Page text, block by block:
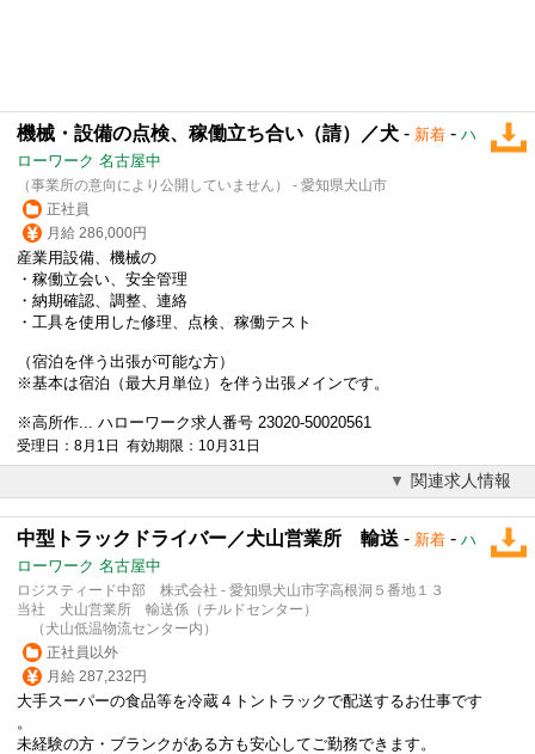
機械・設備の点検、稼働立ち合い（請）／犬 - 新着 - ハ
ローワーク 名古屋中
（事業所の意向により公開していません） - 愛知県犬山市
正社員
月給 286,000円
産業用設備、機械の
・稼働立会い、安全管理
・納期確認、調整、連絡
・工具を使用した修理、点検、稼働テスト
（宿泊を伴う出張が可能な方）
※基本は宿泊（最大月単位）を伴う出張メインです。
※高所作... ハローワーク求人番号 23020-50020561
受理日：8月1日 有効期限：10月31日
関連求人情報
中型トラックドライバー／犬山営業所 輸送 - 新着 - ハ
ローワーク 名古屋中
ロジスティード中部 株式会社 - 愛知県犬山市字高根洞５番地１３
当社 犬山営業所 輸送係（チルドセンター）
（犬山低温物流センター内）
正社員以外
月給 287,232円
大手スーパーの食品等を冷蔵４トントラックで配送するお仕事です
。
未経験の方・ブランクがある方も安心してご勤務できます。